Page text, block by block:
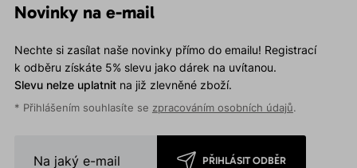
Novinky na e-mail
Nechte si zasílat naše novinky přímo do emailu! Registrací
k odběru získáte 5% slevu jako dárek na uvítanou.
Slevu nelze uplatnitna již zlevněné zboží.
* Přihlášením souhlasíte se zpracováním osobních údajů.
PŘIHLÁSIT ODBĚR